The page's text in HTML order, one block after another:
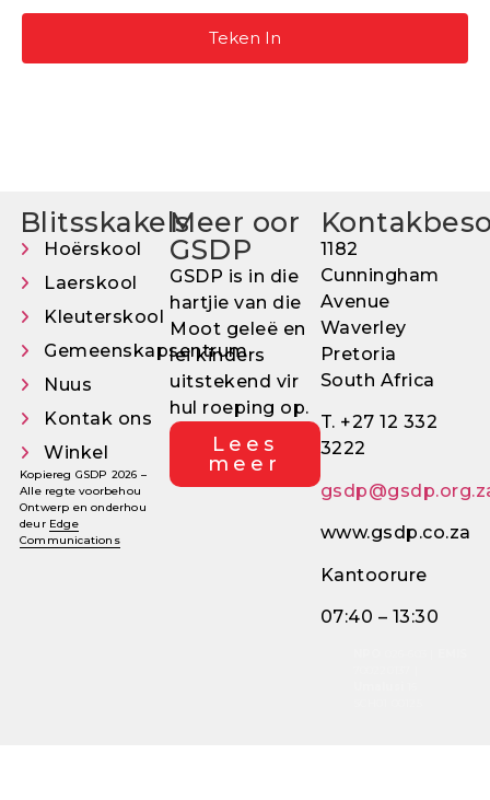
Teken In
Blitsskakels
Hoërskool
Laerskool
Kleuterskool
Gemeenskapsentrum
Nuus
Kontak ons
Winkel
Kopiereg GSDP 2026 –
Alle regte voorbehou
Ontwerp en onderhou
deur Edge
Communications
Meer oor
GSDP
GSDP is in die
hartjie van die
Moot geleë en
lei kinders
uitstekend vir
hul roeping op.
Lees
meer
1182
Cunningham
Avenue
Waverley
Pretoria
South Africa
T. +27 12 332
3222
www.gsdp.co.za
Kantoorure
07:40 – 13:30